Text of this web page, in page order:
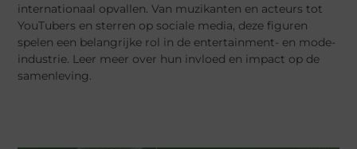
internationaal opvallen. Van muzikanten en acteurs tot
YouTubers en sterren op sociale media, deze figuren
spelen een belangrijke rol in de entertainment- en mode-
industrie. Leer meer over hun invloed en impact op de
samenleving.